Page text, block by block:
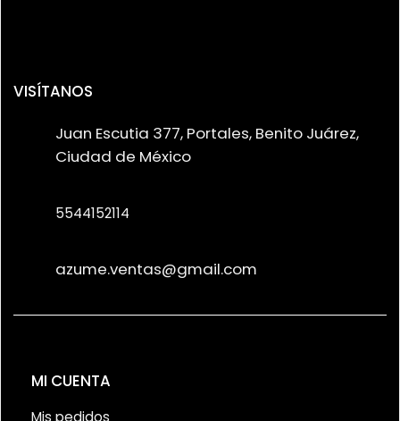
VISÍTANOS
Juan Escutia 377, Portales, Benito Juárez,
Ciudad de México
5544152114
azume.ventas@gmail.com
MI CUENTA